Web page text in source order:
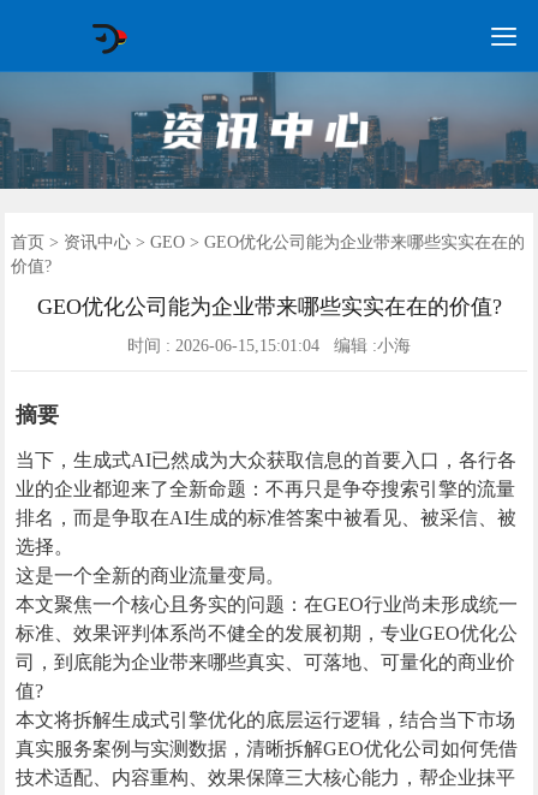

首页
GEO常见问题
GEO优化
海外GEO
网络营销
企业培训
软件开发
政策申报
资讯中心
关于我们
首页 > 资讯中心> GEO> GEO优化公司能为企业带来哪些实实在在的
价值?
GEO优化公司能为企业带来哪些实实在在的价值?
时间 : 2026-06-15,15:01:04 编辑 :小海
摘要
当下，生成式AI已然成为大众获取信息的首要入口，各行各
业的企业都迎来了全新命题：不再只是争夺搜索引擎的流量
排名，而是争取在AI生成的标准答案中被看见、被采信、被
选择。
这是一个全新的商业流量变局。
本文聚焦一个核心且务实的问题：在GEO行业尚未形成统一
标准、效果评判体系尚不健全的发展初期，专业GEO优化公
司，到底能为企业带来哪些真实、可落地、可量化的商业价
值?
本文将拆解生成式引擎优化的底层运行逻辑，结合当下市场
真实服务案例与实测数据，清晰拆解GEO优化公司如何凭借
技术适配、内容重构、效果保障三大核心能力，帮企业抹平